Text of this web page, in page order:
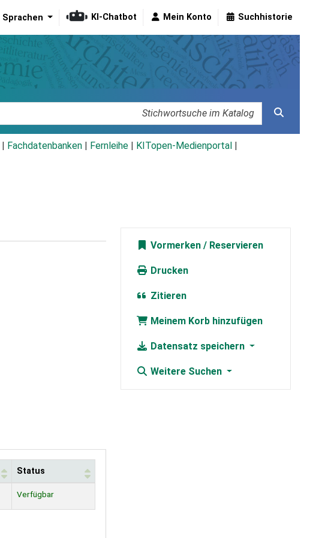
Sprachen KI-Chatbot Mein Konto Suchhistorie
Fachdatenbanken Fernleihe KITopen-Medienportal
Status
Verfügbar
Vormerken
Drucken
Zitieren
Meinem Korb hinzufügen
Datensatz speichern
Weitere Suchen